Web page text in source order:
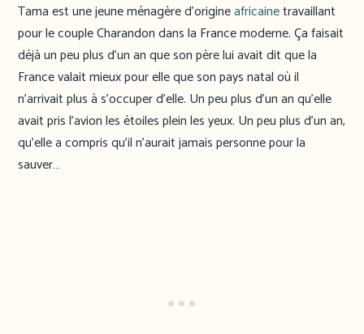
Tama est une jeune ménagère d’origineafricainetravaillant
pour le couple Charandon dans la France moderne. Ça faisait
déjà un peu plus d’un an que son père lui avait dit que la
France valait mieux pour elle que son pays natal où il
n’arrivait plus à s’occuper d’elle. Un peu plus d’un an qu’elle
avait pris l’avion les étoiles plein les yeux. Un peu plus d’un an,
qu’elle a compris qu’il n’aurait jamais personne pour la
sauver…